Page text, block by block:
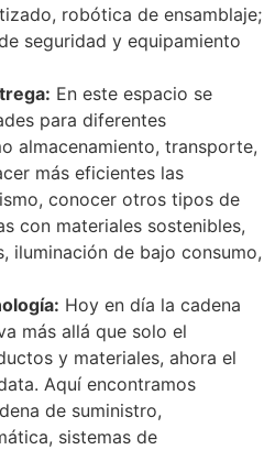
robótica de ensamblaje;
seguridad y equipamiento
En este espacio se
para diferentes
almacenamiento, transporte,
más eficientes las
conocer otros tipos de
con materiales sostenibles,
iluminación de bajo consumo,
Hoy en día la cadena
más allá que solo el
y materiales, ahora el
Aquí encontramos
de suministro,
sistemas de